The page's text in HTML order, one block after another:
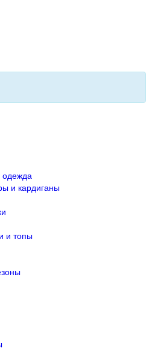
одежда
и кардиганы
и топы